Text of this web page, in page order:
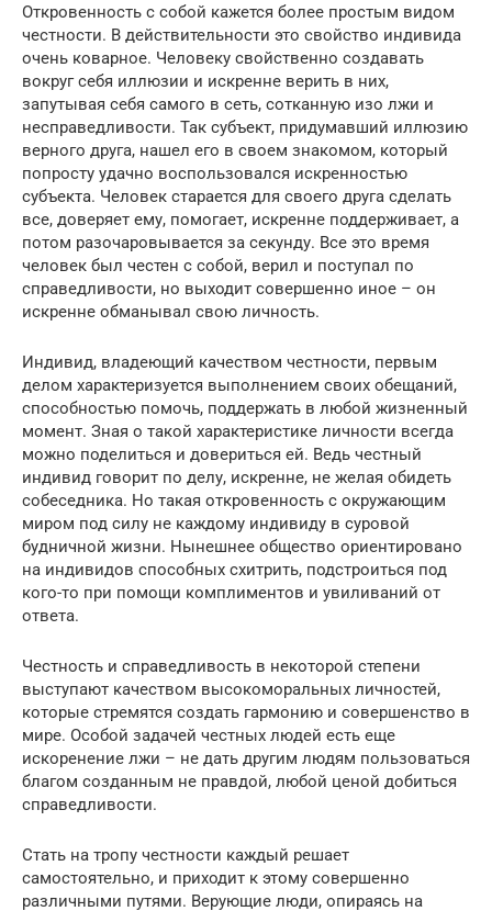
Откровенность с собой кажется более простым видом
честности. В действительности это свойство индивида
очень коварное. Человеку свойственно создавать
вокруг себя иллюзии и искренне верить в них,
запутывая себя самого в сеть, сотканную изо лжи и
несправедливости. Так субъект, придумавший иллюзию
верного друга, нашел его в своем знакомом, который
попросту удачно воспользовался искренностью
субъекта. Человек старается для своего друга сделать
все, доверяет ему, помогает, искренне поддерживает, а
потом разочаровывается за секунду. Все это время
человек был честен с собой, верил и поступал по
справедливости, но выходит совершенно иное – он
искренне обманывал свою личность.
Индивид, владеющий качеством честности, первым
делом характеризуется выполнением своих обещаний,
способностью помочь, поддержать в любой жизненный
момент. Зная о такой характеристике личности всегда
можно поделиться и довериться ей. Ведь честный
индивид говорит по делу, искренне, не желая обидеть
собеседника. Но такая откровенность с окружающим
миром под силу не каждому индивиду в суровой
будничной жизни. Нынешнее общество ориентировано
на индивидов способных схитрить, подстроиться под
кого-то при помощи комплиментов и увиливаний от
ответа.
Честность и справедливость в некоторой степени
выступают качеством высокоморальных личностей,
которые стремятся создать гармонию и совершенство в
мире. Особой задачей честных людей есть еще
искоренение лжи – не дать другим людям пользоваться
благом созданным не правдой, любой ценой добиться
справедливости.
Стать на тропу честности каждый решает
самостоятельно, и приходит к этому совершенно
различными путями. Верующие люди, опираясь на